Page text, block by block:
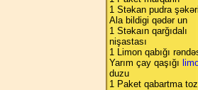
1 Stəkan pudra şəkəri
Ala bildigi qədər un
1 Stəkaın qarğıdalı
nişastası
1 Limon qabığı
Yarım çay qaşığı
duzu
1 Paket qabartma